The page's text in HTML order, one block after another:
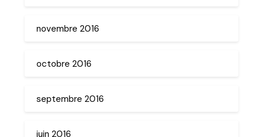
novembre 2016
octobre 2016
septembre 2016
juin 2016